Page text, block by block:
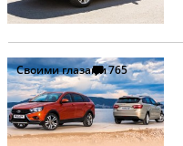
Своими глазами765